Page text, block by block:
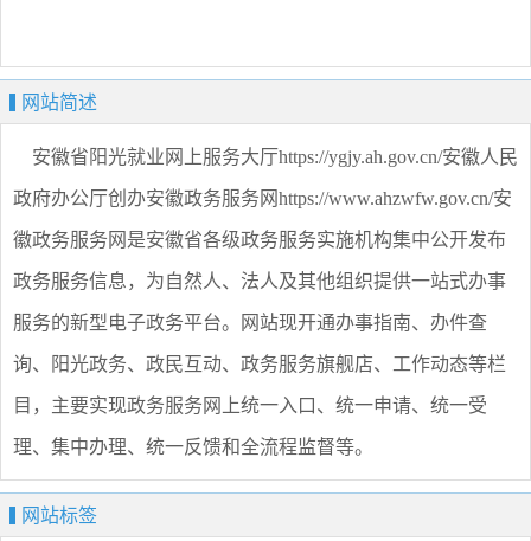
网站简述
安徽省阳光就业网上服务大厅https://ygjy.ah.gov.cn/安徽人民
政府办公厅创办安徽政务服务网https://www.ahzwfw.gov.cn/安
徽政务服务网是安徽省各级政务服务实施机构集中公开发布
政务服务信息，为自然人、法人及其他组织提供一站式办事
服务的新型电子政务平台。网站现开通办事指南、办件查
询、阳光政务、政民互动、政务服务旗舰店、工作动态等栏
目，主要实现政务服务网上统一入口、统一申请、统一受
理、集中办理、统一反馈和全流程监督等。
网站标签